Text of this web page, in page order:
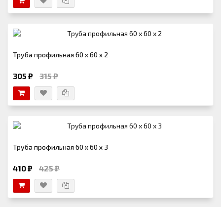
Труба профильная 60 х 60 х 2
305 ₽ 315 ₽
Труба профильная 60 х 60 х 3
410 ₽ 425 ₽